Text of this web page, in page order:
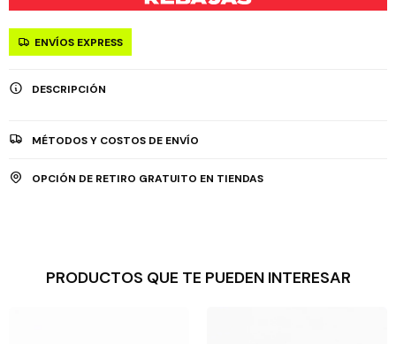
ENVÍOS EXPRESS
DESCRIPCIÓN
MÉTODOS Y COSTOS DE ENVÍO
OPCIÓN DE RETIRO GRATUITO EN TIENDAS
PRODUCTOS QUE TE PUEDEN INTERESAR